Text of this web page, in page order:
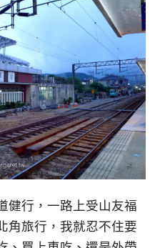
健行，一路上受山友福
角旅行，我就忍不住要